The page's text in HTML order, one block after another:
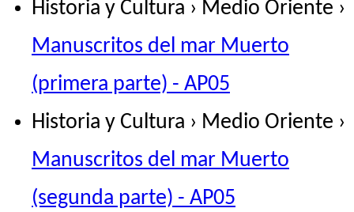
Historia y Cultura › Medio Oriente ›
Manuscritos del mar Muerto
(primera parte) - AP05
Historia y Cultura › Medio Oriente ›
Manuscritos del mar Muerto
(segunda parte) - AP05